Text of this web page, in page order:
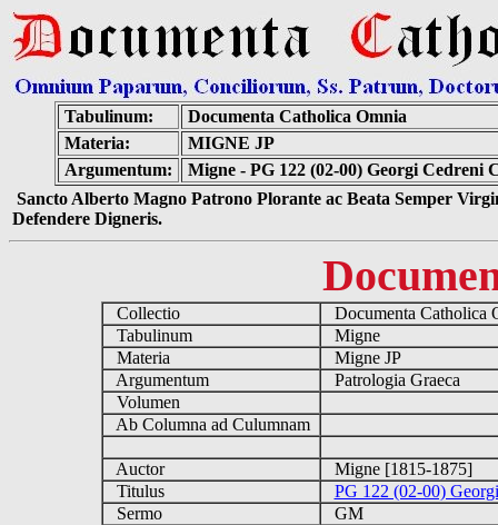
Tabulinum:
Documenta Catholica Omnia
Materia:
MIGNE JP
Argumentum:
Migne - PG 122 (02-00) Georgi Cedreni
Sancto Alberto Magno Patrono Plorante ac Beata Semper
Defendere Digneris.
Collectio
Documenta Catholica
Tabulinum
Migne
Materia
Migne JP
Argumentum
Patrologia Graeca
Volumen
Ab Columna ad Culumnam
Auctor
Migne [1815-1875]
Titulus
PG 122 (02-00)
Sermo
GM